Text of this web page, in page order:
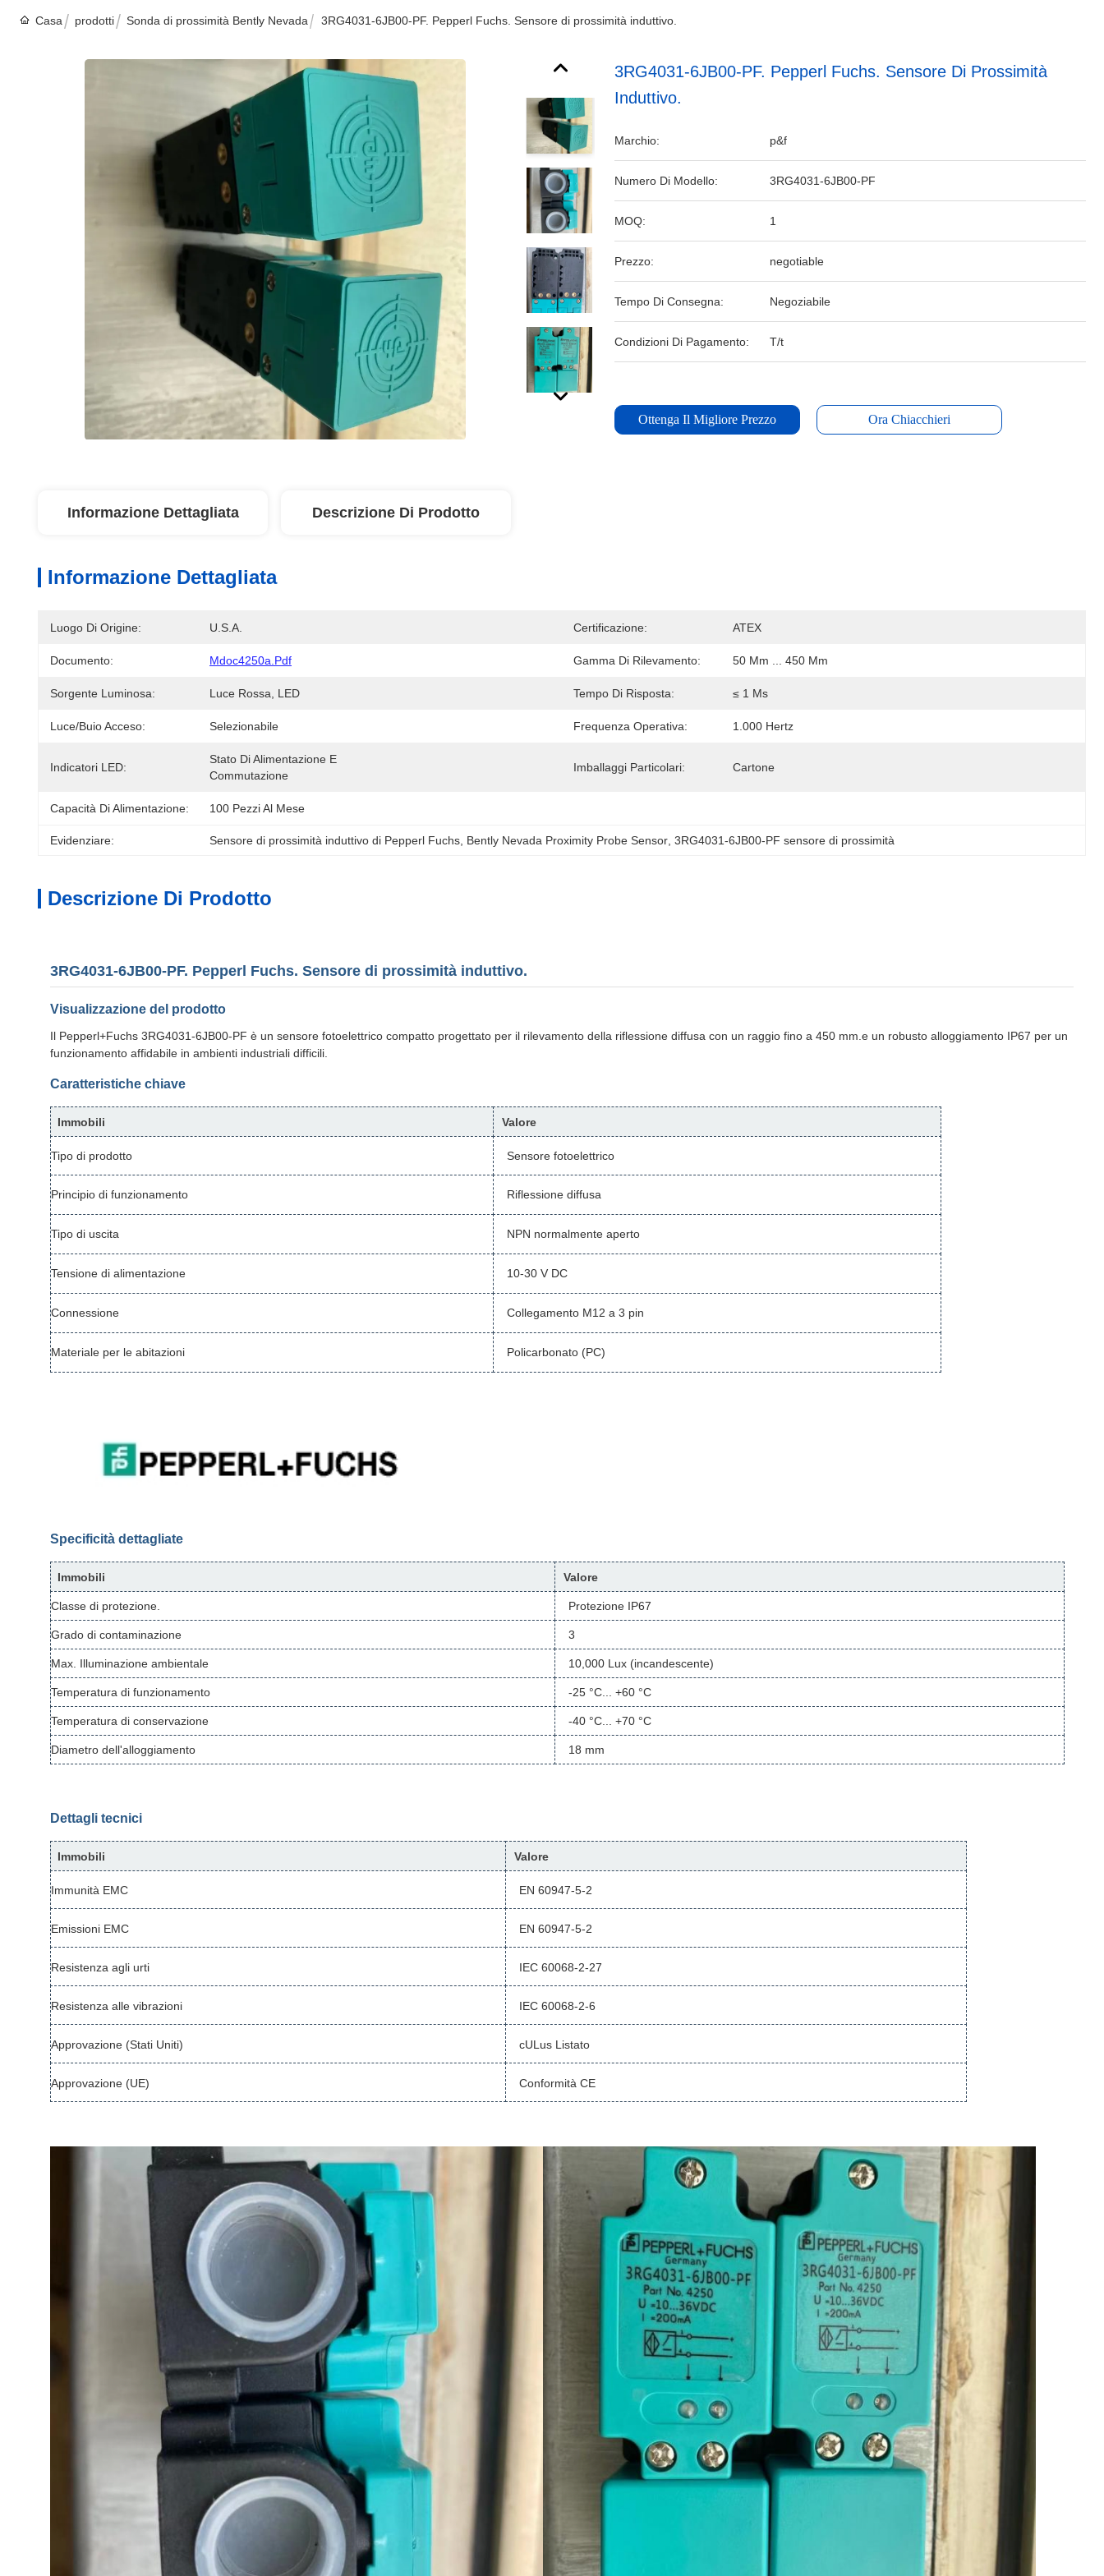
Casa prodotti Sonda di prossimità Bently Nevada 3RG4031-6JB00-PF. Pepperl Fuchs. Sensore di prossimità induttivo.
3RG4031-6JB00-PF. Pepperl Fuchs. Sensore Di Prossimità
Induttivo.
Marchio: p&f
Numero Di Modello: 3RG4031-6JB00-PF
MOQ: 1
Prezzo: negotiable
Tempo Di Consegna: Negoziabile
Condizioni Di Pagamento: T/t
Ottenga Il Migliore Prezzo Ora Chiacchieri
Informazione Dettagliata Descrizione Di Prodotto
Informazione Dettagliata
Luogo Di Origine: U.S.A. Certificazione: ATEX
Documento: Mdoc4250a.pdf Gamma Di Rilevamento: 50 Mm ... 450 Mm
Sorgente Luminosa: Luce Rossa, LED Tempo Di Risposta: ≤ 1 Ms
Luce/buio Acceso: Selezionabile Frequenza Operativa: 1.000 Hertz
Indicatori LED:
Stato Di Alimentazione E
Commutazione
Imballaggi Particolari: Cartone
Capacità Di Alimentazione: 100 Pezzi Al Mese
Evidenziare: Sensore di prossimità induttivo di Pepperl Fuchs Bently Nevada Proximity Probe Sensor 3RG4031-6JB00-PF sensore di prossimità
Descrizione Di Prodotto
3RG4031-6JB00-PF. Pepperl Fuchs. Sensore di prossimità induttivo.
Visualizzazione del prodotto
Il Pepperl+Fuchs 3RG4031-6JB00-PF è un sensore fotoelettrico compatto progettato per il rilevamento della riflessione diffusa con un raggio fino a 450 mm.e un robusto alloggiamento IP67 per un
funzionamento affidabile in ambienti industriali difficili.
Caratteristiche chiave
Immobili Valore
Tipo di prodotto Sensore fotoelettrico
Principio di funzionamento Riflessione diffusa
Tipo di uscita NPN normalmente aperto
Tensione di alimentazione 10-30 V DC
Connessione Collegamento M12 a 3 pin
Materiale per le abitazioni Policarbonato (PC)
Specificità dettagliate
Immobili Valore
Classe di protezione. Protezione IP67
Grado di contaminazione 3
Max. Illuminazione ambientale 10,000 Lux (incandescente)
Temperatura di funzionamento -25 °C... +60 °C
Temperatura di conservazione -40 °C... +70 °C
Diametro dell'alloggiamento 18 mm
Dettagli tecnici
Immobili Valore
Immunità EMC EN 60947-5-2
Emissioni EMC EN 60947-5-2
Resistenza agli urti IEC 60068-2-27
Resistenza alle vibrazioni IEC 60068-2-6
Approvazione (Stati Uniti) cULus Listato
Approvazione (UE) Conformità CE